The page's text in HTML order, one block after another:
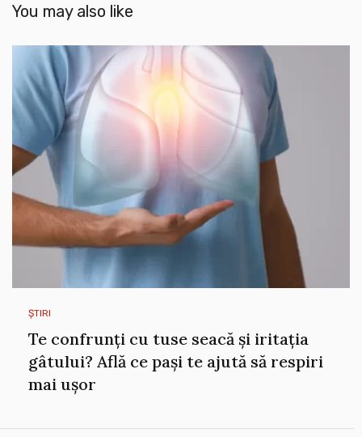
You may also like
ȘTIRI
Te confrunți cu tuse seacă și iritația
gâtului? Află ce pași te ajută să respiri
mai ușor